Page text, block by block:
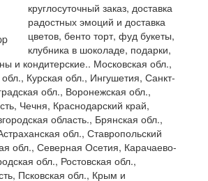
круглосуточный заказ, доставка
радостных эмоций и доставка
цветов, бенто торт, фуд букеты,
клубника в шоколаде, подарки,
и кондитерские.. Московская обл.,
Курская обл., Ингушетия, Санкт-
обл., Воронежская обл.,
Чечня, Краснодарский край,
область., Брянская обл.,
обл., Ставропольский
обл., Северная Осетия, Карачаево-
обл., Ростовская обл.,
Псковская обл., Крым и